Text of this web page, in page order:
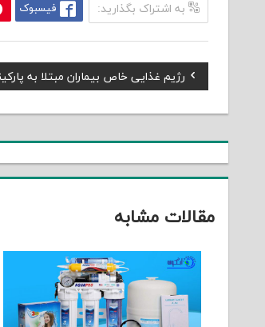
به اشتراک بگذارید: فیسبوک
راهبری
نوشته
Previous
Post:
رژیم غذایی خاص بیماران مبتلا به
مقالات مشابه